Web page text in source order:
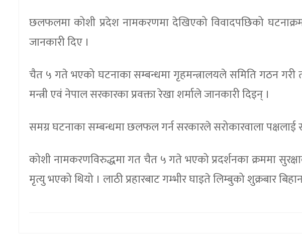
छलफलमा कोशी प्रदेश नामकरणमा देखिएको विवादपछिको
जानकारी दिए ।
चैत ५ गते भएको घटनाका सम्बन्धमा गृहमन्त्रालयले समिति गठन गरी
मन्त्री एवं नेपाल सरकारका प्रवक्ता रेखा शर्माले जानकारी दिइन् ।
समग्र घटनाका सम्बन्धमा छलफल गर्न सरकारले सरोकारवाला पक्षलाई
कोशी नामकरणविरुद्धमा गत चैत ५ गते भएको प्रदर्शनका क्रममा
मृत्यु भएको थियो । लाठी प्रहारबाट गम्भीर घाइते लिम्बुको शुक्रबार